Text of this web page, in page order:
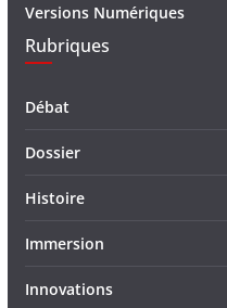
Versions Numériques
Rubriques
Débat
Dossier
Histoire
Immersion
Innovations